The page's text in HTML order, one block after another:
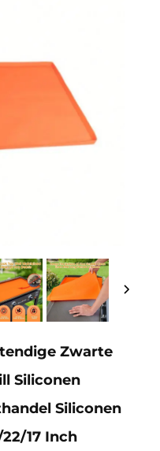
Zwarte
Siliconen
Siliconen
17 Inch